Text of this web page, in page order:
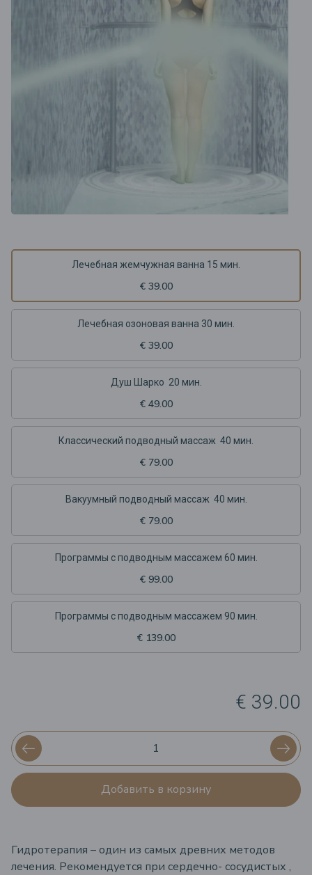
Лечебная жемчужная ванна 15 мин.
€ 39.00
Лечебная озоновая ванна 30 мин.
€ 39.00
Душ Шарко 20 мин.
€ 49.00
Классический подводный массаж 40 мин.
€ 79.00
Вакуумный подводный массаж 40 мин.
€ 79.00
Программы с подводным массажем 60 мин.
€ 99.00
Программы с подводным массажем 90 мин.
€ 139.00
€ 39.00
Добавить в корзину
Гидротерапия – один из самых древних методов
лечения. Рекомендуется при сердечно- сосудистых ,